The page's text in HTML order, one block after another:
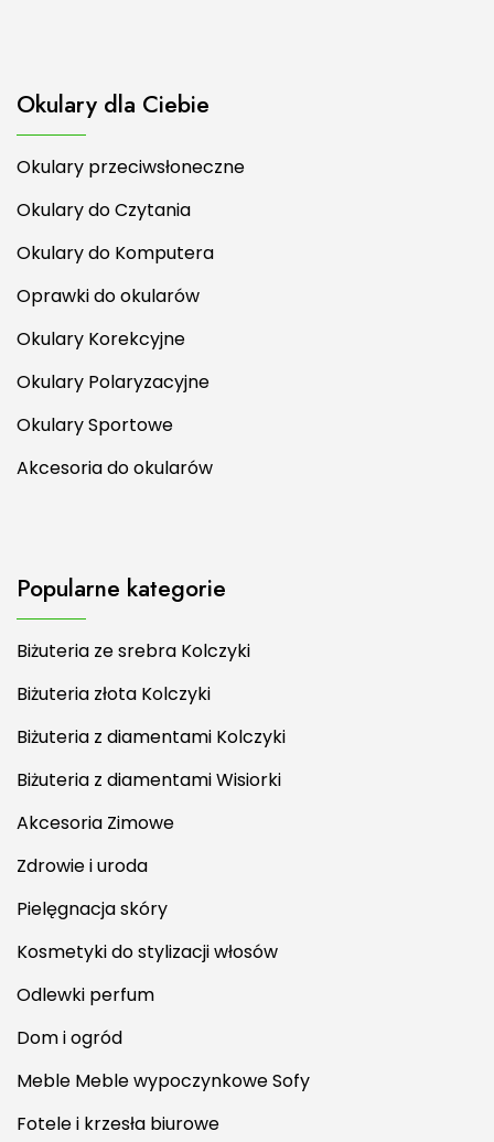
Okulary dla Ciebie
Okulary przeciwsłoneczne
Okulary do Czytania
Okulary do Komputera
Oprawki do okularów
Okulary Korekcyjne
Okulary Polaryzacyjne
Okulary Sportowe
Akcesoria do okularów
Popularne kategorie
Biżuteria ze srebra Kolczyki
Biżuteria złota Kolczyki
Biżuteria z diamentami Kolczyki
Biżuteria z diamentami Wisiorki
Akcesoria Zimowe
Zdrowie i uroda
Pielęgnacja skóry
Kosmetyki do stylizacji włosów
Odlewki perfum
Dom i ogród
Meble Meble wypoczynkowe Sofy
Fotele i krzesła biurowe